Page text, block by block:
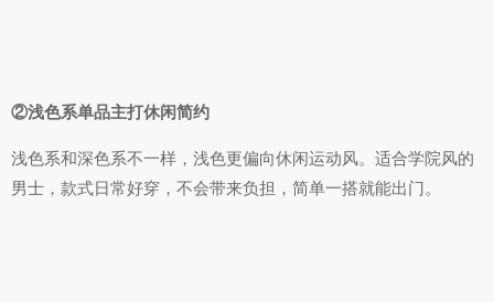
②浅色系单品主打休闲简约
浅色系和深色系不一样，浅色更偏向休闲运动风。适合学院风的
男士，款式日常好穿，不会带来负担，简单一搭就能出门。